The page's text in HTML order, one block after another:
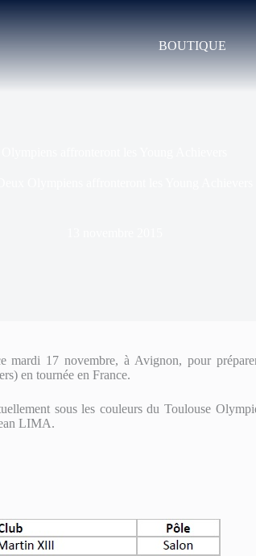
BOUTIQUE
mardi 17 novembre, à Avignon, pour
en tournée en France.
sous les couleurs du Toulouse
LIMA.